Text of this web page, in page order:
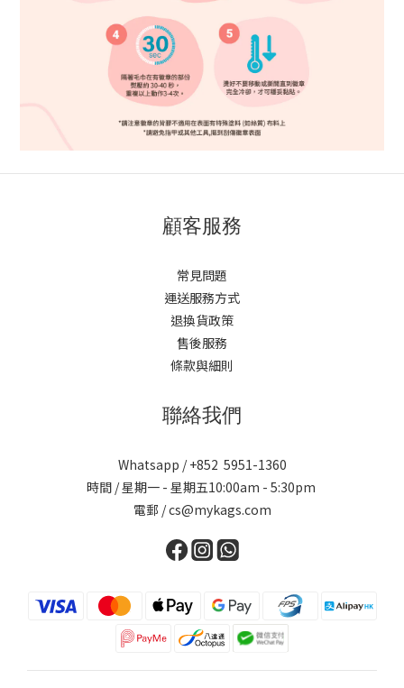
顧客服務
常見問題
運送服務方式
退換貨政策
售後服務
條款與細則
聯絡我們
Whatsapp / +852 5951-1360
時間 / 星期一 - 星期五10:00am - 5:30pm
電郵 / cs@mykags.com